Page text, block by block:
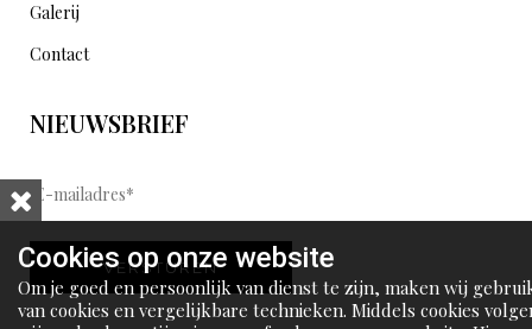
Galerij
Contact
NIEUWSBRIEF
E
-
m
a
i
VERSTUREN
Cookies op onze website
Om je goed en persoonlijk van dienst te zijn, maken wij
van cookies en vergelijkbare technieken. Middels cookies